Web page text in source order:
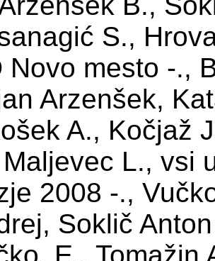
S.,
Novo mesto -.,
Arzenšek,
A., Kočjaž
L., vsi
2008 -.,
Soklič